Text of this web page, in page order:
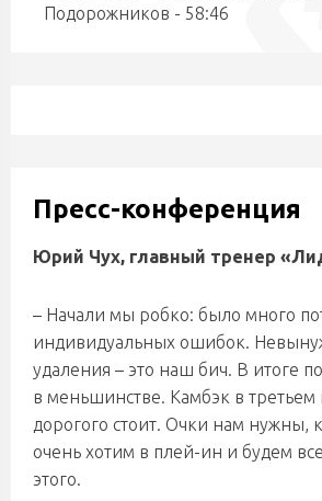
Подорожников - 58:46
Пресс-конференция
Юрий Чух, главный тренер
– Начали мы робко: было много
индивидуальных ошибок.
удаления – это наш бич. В итоге
в меньшинстве. Камбэк в третьем
дорогого стоит. Очки нам нужны,
очень хотим в плей-ин и будем
этого.